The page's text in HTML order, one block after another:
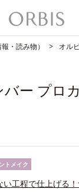
・読み物） オル
ー プロ
トメイク
い工程で仕上げる